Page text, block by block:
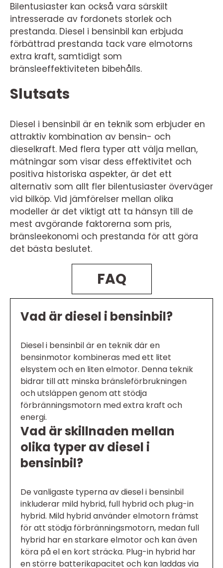
Bilentusiaster kan också vara särskilt
intresserade av fordonets storlek och
prestanda. Diesel i bensinbil kan erbjuda
förbättrad prestanda tack vare elmotorns
extra kraft, samtidigt som
bränsleeffektiviteten bibehålls.
Slutsats
Diesel i bensinbil är en teknik som erbjuder en
attraktiv kombination av bensin- och
dieselkraft. Med flera typer att välja mellan,
mätningar som visar dess effektivitet och
positiva historiska aspekter, är det ett
alternativ som allt fler bilentusiaster överväger
vid bilköp. Vid jämförelser mellan olika
modeller är det viktigt att ta hänsyn till de
mest avgörande faktorerna som pris,
bränsleekonomi och prestanda för att göra
det bästa beslutet.
FAQ
Vad är diesel i bensinbil?
Diesel i bensinbil är en teknik där en
bensinmotor kombineras med ett litet
elsystem och en liten elmotor. Denna teknik
bidrar till att minska bränsleförbrukningen
och utsläppen genom att stödja
förbränningsmotorn med extra kraft och
energi.
Vad är skillnaden mellan
olika typer av diesel i
bensinbil?
De vanligaste typerna av diesel i bensinbil
inkluderar mild hybrid, full hybrid och plug-in
hybrid. Mild hybrid använder elmotorn främst
för att stödja förbränningsmotorn, medan full
hybrid har en starkare elmotor och kan även
köra på el en kort sträcka. Plug-in hybrid har
en större batterikapacitet och kan laddas via